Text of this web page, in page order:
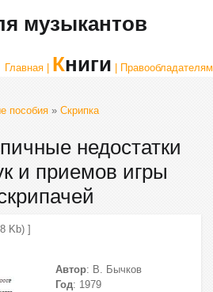
музыкантов
Главная | Книги | Правообладателям
пособия » Скрипка
недостатки
и приемов игры
Kb) ]
Автор: В. Бычков
Год: 1979